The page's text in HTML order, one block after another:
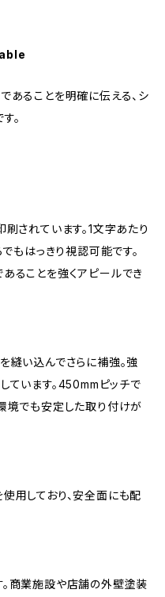
あることを明確に伝える、シ
。
されています。1文字あたり
もはっきり視認可能です。
ることを強くアピールでき
縫い込んでさらに補強。強
ています。450mmピッチで
境でも安定した取り付けが
用しており、安全面にも配
商業施設や店舗の外壁塗装